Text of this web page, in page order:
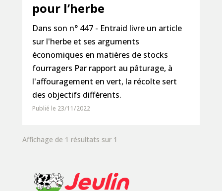
pour l’herbe
Dans son n° 447 - Entraid livre un article
sur l'herbe et ses arguments
économiques en matières de stocks
fourragers Par rapport au pâturage, à
l'affouragement en vert, la récolte sert
des objectifs différents.
Publié le 23/11/2022
Affichage de 1 résultats sur 1